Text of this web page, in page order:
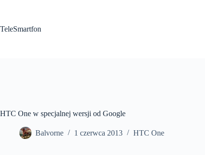
TeleSmartfon
HTC One w specjalnej wersji od Google
Balvorne 1 czerwca 2013 HTC One